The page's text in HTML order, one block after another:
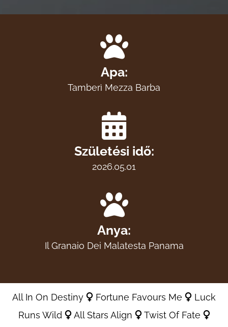
Apa:
Tamberì Mezza Barba
Születési idő:
2026.05.01
Anya:
Il Granaio Dei Malatesta Panama
All In On Destiny Fortune Favours Me
Luck
Runs Wild
All Stars Align
Twist Of Fate